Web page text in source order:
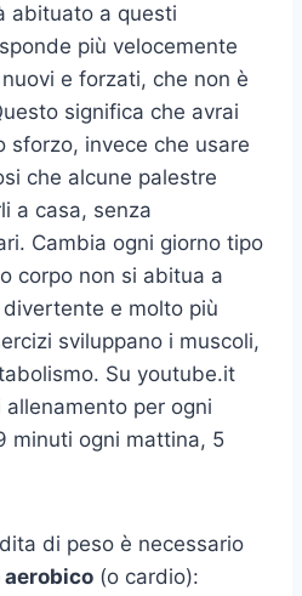
abituato a questi
più velocemente
e forzati, che non è
significa che avrai
sforzo, invece che usare
che alcune palestre
a casa, senza
Cambia ogni giorno tipo
corpo non si abitua a
e molto più
sviluppano i muscoli,
Su youtube.it
per ogni
minuti ogni mattina, 5
di peso è necessario
(o cardio):